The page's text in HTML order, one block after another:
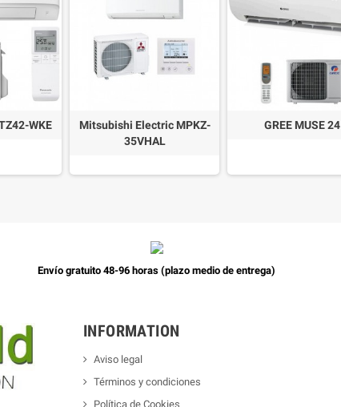
WKE
Mitsubishi Electric MPKZ-
35VHAL
GREE MUSE 24
Envío gratuito 48-96 horas (plazo medio de entrega)
INFORMATION
Aviso legal
Términos y condiciones
Política de Cookies